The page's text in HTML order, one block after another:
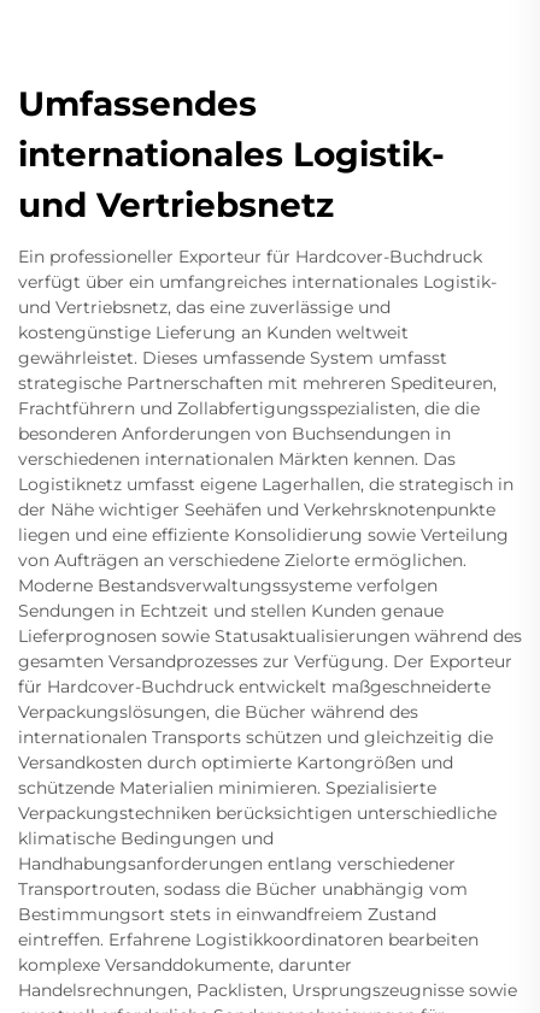
Umfassendes
internationales Logistik-
und Vertriebsnetz
Ein professioneller Exporteur für Hardcover-Buchdruck
verfügt über ein umfangreiches internationales Logistik-
und Vertriebsnetz, das eine zuverlässige und
kostengünstige Lieferung an Kunden weltweit
gewährleistet. Dieses umfassende System umfasst
strategische Partnerschaften mit mehreren Spediteuren,
Frachtführern und Zollabfertigungsspezialisten, die die
besonderen Anforderungen von Buchsendungen in
verschiedenen internationalen Märkten kennen. Das
Logistiknetz umfasst eigene Lagerhallen, die strategisch in
der Nähe wichtiger Seehäfen und Verkehrsknotenpunkte
liegen und eine effiziente Konsolidierung sowie Verteilung
von Aufträgen an verschiedene Zielorte ermöglichen.
Moderne Bestandsverwaltungssysteme verfolgen
Sendungen in Echtzeit und stellen Kunden genaue
Lieferprognosen sowie Statusaktualisierungen während des
gesamten Versandprozesses zur Verfügung. Der Exporteur
für Hardcover-Buchdruck entwickelt maßgeschneiderte
Verpackungslösungen, die Bücher während des
internationalen Transports schützen und gleichzeitig die
Versandkosten durch optimierte Kartongrößen und
schützende Materialien minimieren. Spezialisierte
Verpackungstechniken berücksichtigen unterschiedliche
klimatische Bedingungen und
Handhabungsanforderungen entlang verschiedener
Transportrouten, sodass die Bücher unabhängig vom
Bestimmungsort stets in einwandfreiem Zustand
eintreffen. Erfahrene Logistikkoordinatoren bearbeiten
komplexe Versanddokumente, darunter
Handelsrechnungen, Packlisten, Ursprungszeugnisse sowie